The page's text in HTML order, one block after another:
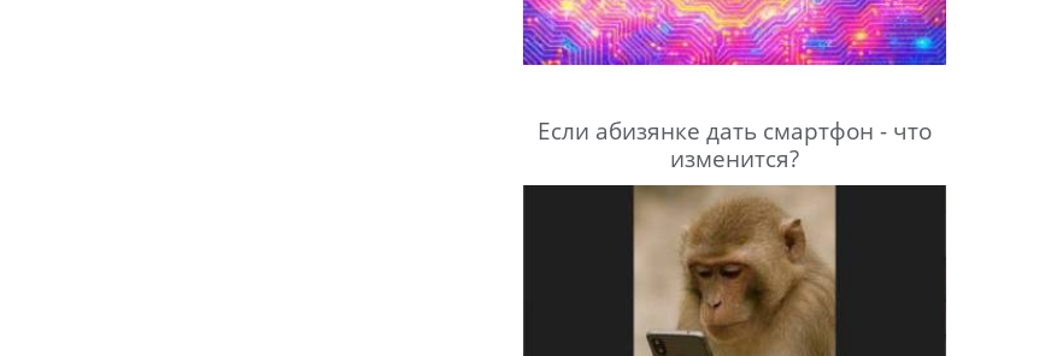
Если абизянке дать смартфон - что
изменится?